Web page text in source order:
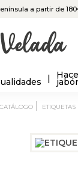
a partir de
CATÁLOGO